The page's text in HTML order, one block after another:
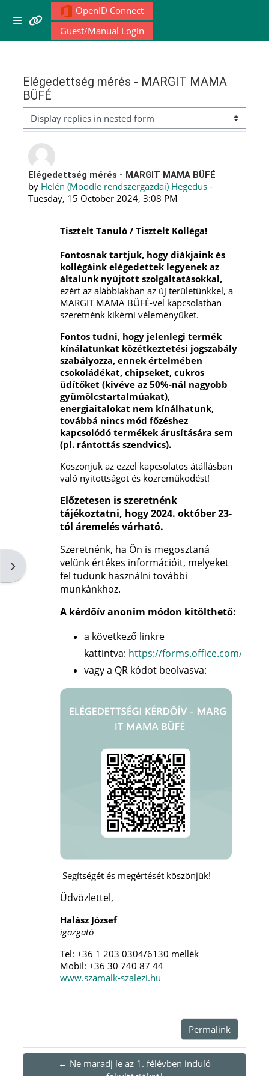
Skip to main content
Side panelMenu 1
Moodle community
Moodle development
OpenID Connect
Guest/Manual Login
Open block drawer
Elégedettség mérés - MARGIT MAMA
BÜFÉ
Display mode
Elégedettség mérés - MARGIT MAMA BÜFÉ
by Helén (Moodle rendszergazdai) Hegedüs -
Tuesday, 15 October 2024, 3:08 PM
Number of replies: 0
Tisztelt Tanuló / Tisztelt Kolléga!
Fontosnak tartjuk, hogy diákjaink és
kollégáink elégedettek legyenek az
általunk nyújtott szolgáltatásokkal,
ezért az alábbiakban az új területünkkel, a
MARGIT MAMA BÜFÉ-vel kapcsolatban
szeretnénk kikérni véleményüket.
Fontos tudni, hogy jelenlegi termék
kínálatunkat közétkeztetési jogszabály
szabályozza, ennek értelmében
csokoládékat, chipseket, cukros
üdítőket (kivéve az 50%-nál nagyobb
gyümölcstartalmúakat),
energiaitalokat nem kínálhatunk,
továbbá nincs mód főzéshez
kapcsolódó termékek árusítására sem
(pl. rántottás szendvics).
Köszönjük az ezzel kapcsolatos átállásban
való nyitottságot és közreműködést!
Előzetesen is szeretnénk
tájékoztatni, hogy 2024. október 23-
tól áremelés várható.
Szeretnénk, ha Ön is megosztaná
velünk értékes információit, melyeket
fel tudunk használni további
munkánkhoz.
A kérdőív anonim módon kitölthető:
a következő linkre
kattintva: https://forms.office.com/e/
vagy a QR kódot beolvasva:
Segítségét és megértését köszönjük!
Üdvözlettel,
Halász József
igazgató
Tel: +36 1 203 0304/6130 mellék
Mobil: +36 30 740 87 44
www.szamalk-szalezi.hu
Permalink
← Ne maradj le az 1. félévben induló